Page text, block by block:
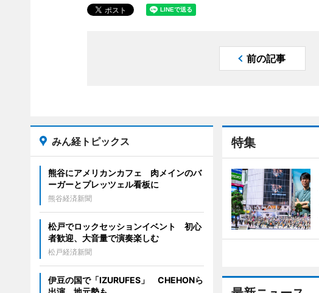
前の記事
特集
みん経トピックス
熊谷にアメリカンカフェ 肉メインのバ
ーガーとプレッツェル看板に
熊谷経済新聞
松戸でロックセッションイベント 初心
者歓迎、大音量で演奏楽しむ
松戸経済新聞
伊豆の国で「IZURUFES」 CHEHONら